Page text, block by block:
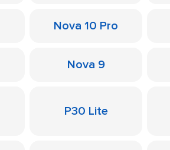
Nova 10 Pro
Nova 9
P30 Lite